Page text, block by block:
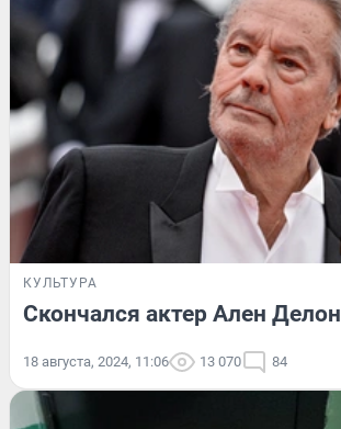
КУЛЬТУРА
Скончался актер Ален Делон
18 августа, 2024, 11:06 13 070 84